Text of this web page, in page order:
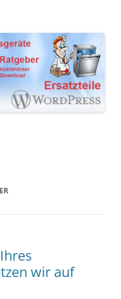
Pflegemittel
wir auf